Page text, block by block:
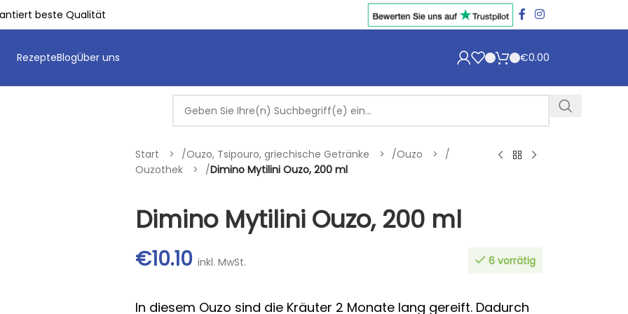
beste Qualität
RezepteBlogÜber uns €0.00
Start /Ouzo, Tsipouro, griechische Getränke /Ouzo
/
Ouzothek
/Dimino Mytilini Ouzo, 200 ml
Dimino Mytilini Ouzo, 200 ml
€10.10 inkl. MwSt. 6 vorrätig
In diesem Ouzo sind die Kräuter 2 Monate lang gereift. Dadurch